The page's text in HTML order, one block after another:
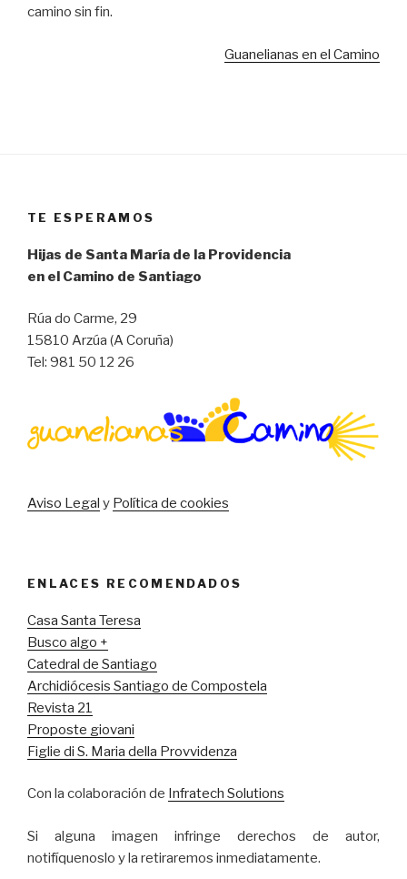
camino sin fin.
Guanelianas en el Camino
TE ESPERAMOS
Hijas de Santa María de la Providencia
en el Camino de Santiago
Rúa do Carme, 29
15810 Arzúa (A Coruña)
Tel: 981 50 12 26
Aviso Legal y Política de cookies
ENLACES RECOMENDADOS
Casa Santa Teresa
Busco algo +
Catedral de Santiago
Archidiócesis Santiago de Compostela
Revista 21
Proposte giovani
Figlie di S. Maria della Provvidenza
Con la colaboración de Infratech Solutions
Si alguna imagen infringe derechos de autor,
notifíquenoslo y la retiraremos inmediatamente.